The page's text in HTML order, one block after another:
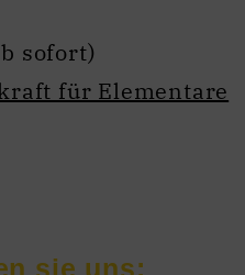
sofort)
für Elementare